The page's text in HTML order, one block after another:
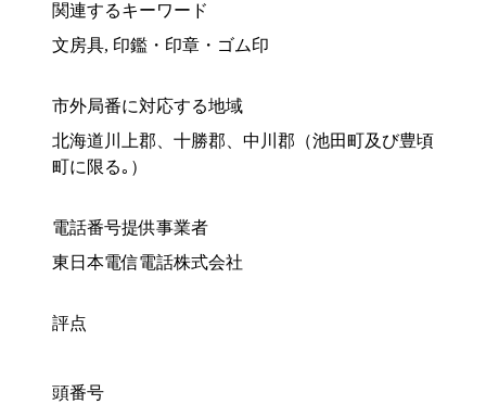
関連するキーワード
文房具, 印鑑・印章・ゴム印
市外局番に対応する地域
北海道川上郡、十勝郡、中川郡（池田町及び豊頃
町に限る｡）
電話番号提供事業者
東日本電信電話株式会社
評点
頭番号